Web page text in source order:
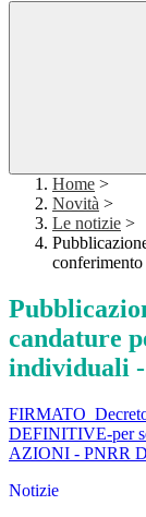
Home >
Novità >
Le notizie >
candature
individuali
DEFINITIVE-per
AZIONI - PNRR
Notizie